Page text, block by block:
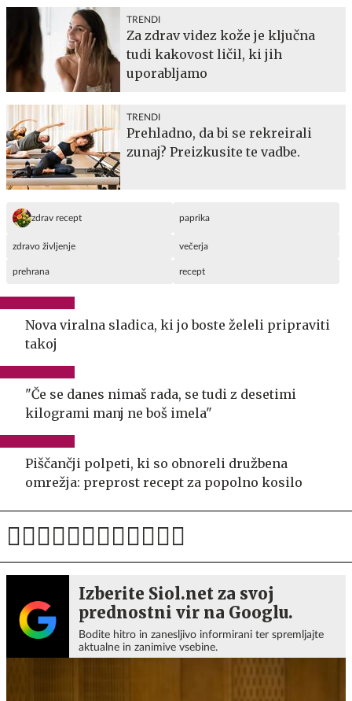
TRENDI
Za zdrav videz kože je ključna
tudi kakovost ličil, ki jih
uporabljamo
TRENDI
Prehladno, da bi se rekreirali
zunaj? Preizkusite te vadbe.
zdrav recept paprika
zdravo življenje večerja
prehrana recept
Nova viralna sladica, ki jo boste želeli pripraviti
takoj
"Če se danes nimaš rada, se tudi z desetimi
kilogrami manj ne boš imela"
Piščančji polpeti, ki so obnoreli družbena
omrežja: preprost recept za popolno kosilo
Izberite Siol.net za svoj
prednostni vir na Googlu.
Bodite hitro in zanesljivo informirani ter spremljajte
aktualne in zanimive vsebine.